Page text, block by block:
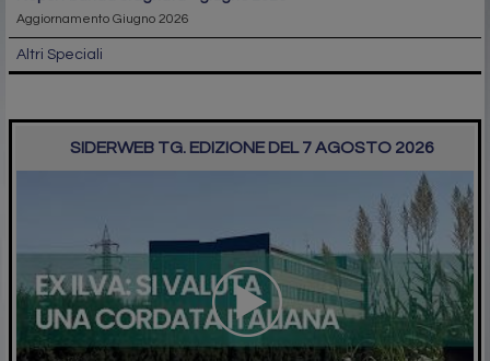
Aggiornamento Giugno 2026
Altri Speciali
SIDERWEB TG. EDIZIONE DEL 7 AGOSTO 2026